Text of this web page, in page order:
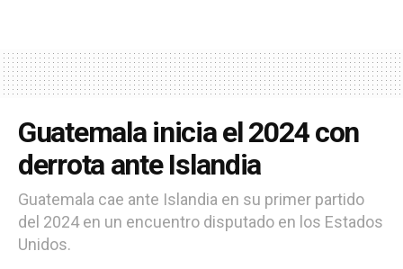
Guatemala inicia el 2024 con
derrota ante Islandia
Guatemala cae ante Islandia en su primer partido
del 2024 en un encuentro disputado en los Estados
Unidos.